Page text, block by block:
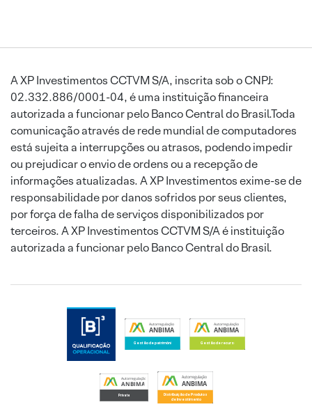
A XP Investimentos CCTVM S/A, inscrita sob o CNPJ:
02.332.886/0001-04, é uma instituição financeira
autorizada a funcionar pelo Banco Central do Brasil.Toda
comunicação através de rede mundial de computadores
está sujeita a interrupções ou atrasos, podendo impedir
ou prejudicar o envio de ordens ou a recepção de
informações atualizadas. A XP Investimentos exime-se de
responsabilidade por danos sofridos por seus clientes,
por força de falha de serviços disponibilizados por
terceiros. A XP Investimentos CCTVM S/A é instituição
autorizada a funcionar pelo Banco Central do Brasil.